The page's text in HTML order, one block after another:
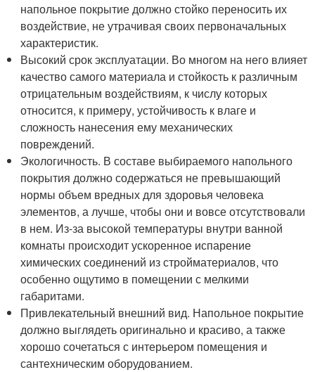
напольное покрытие должно стойко переносить их
воздействие, не утрачивая своих первоначальных
характеристик.
Высокий срок эксплуатации. Во многом на него влияет
качество самого материала и стойкость к различным
отрицательным воздействиям, к числу которых
относится, к примеру, устойчивость к влаге и
сложность нанесения ему механических
повреждений.
Экологичность. В составе выбираемого напольного
покрытия должно содержаться не превышающий
нормы объем вредных для здоровья человека
элементов, а лучше, чтобы они и вовсе отсутствовали
в нем. Из-за высокой температуры внутри ванной
комнаты происходит ускоренное испарение
химических соединений из стройматериалов, что
особенно ощутимо в помещении с мелкими
габаритами.
Привлекательный внешний вид. Напольное покрытие
должно выглядеть оригинально и красиво, а также
хорошо сочетаться с интерьером помещения и
сантехническим оборудованием.